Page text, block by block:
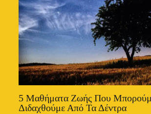
5 Μαθήματα Ζωής Που
Διδαχθούμε Από Τα Δέντρα